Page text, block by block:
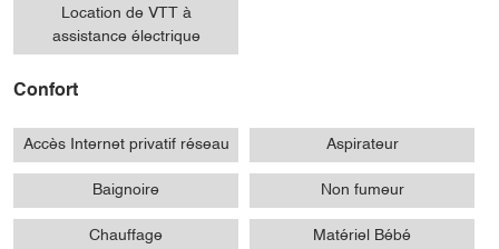
Location de VTT à
assistance électrique
Confort
Accès Internet privatif réseau Aspirateur
Baignoire Non fumeur
Chauffage Matériel Bébé